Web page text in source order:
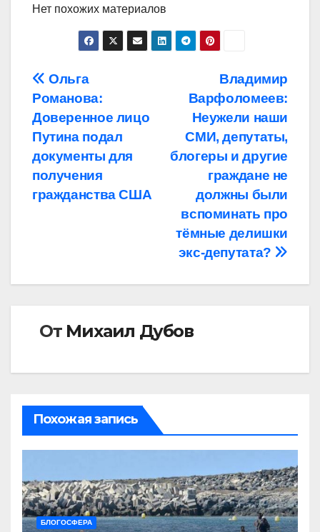
Нет похожих материалов
Навигация
по
записям
Владимир
Варфоломеев:
Неужели наши
СМИ, депутаты,
блогеры и другие
граждане не
должны были
вспоминать про
тёмные делишки
экс-депутата?
Ольга
Романова:
Доверенное лицо
Путина подал
документы для
получения
гражданства США
От Михаил Дубов
Похожая запись
БЛОГОСФЕРА